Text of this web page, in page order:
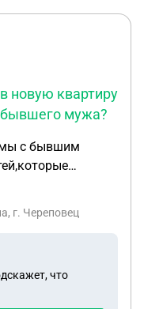
новую квартиру
бывшего мужа?
с бывшим
временную
жилье,в
либо сам
его
договориться с
г. Череповец
что